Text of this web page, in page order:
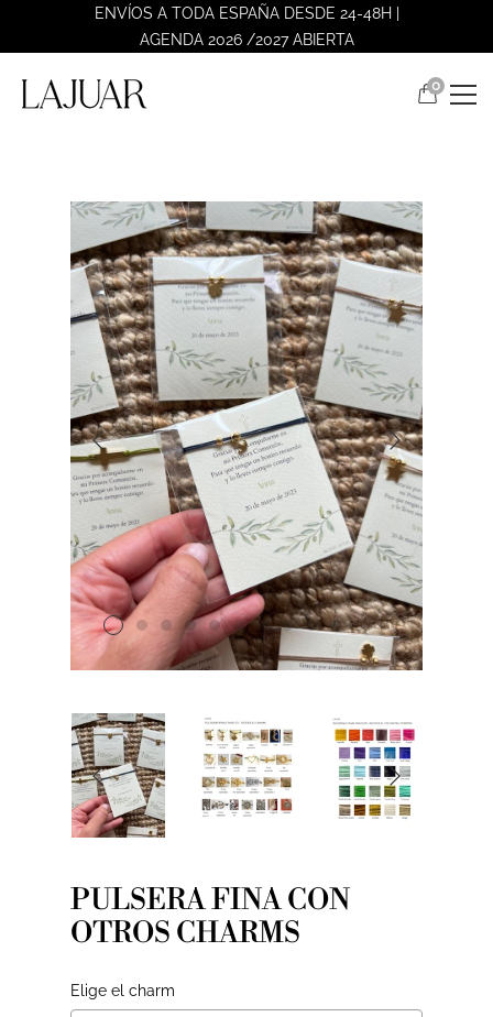
ENVÍOS A TODA ESPAÑA DESDE 24-48H |
AGENDA 2026 /2027 ABIERTA
0
PULSERA FINA CON
OTROS CHARMS
Elige el charm